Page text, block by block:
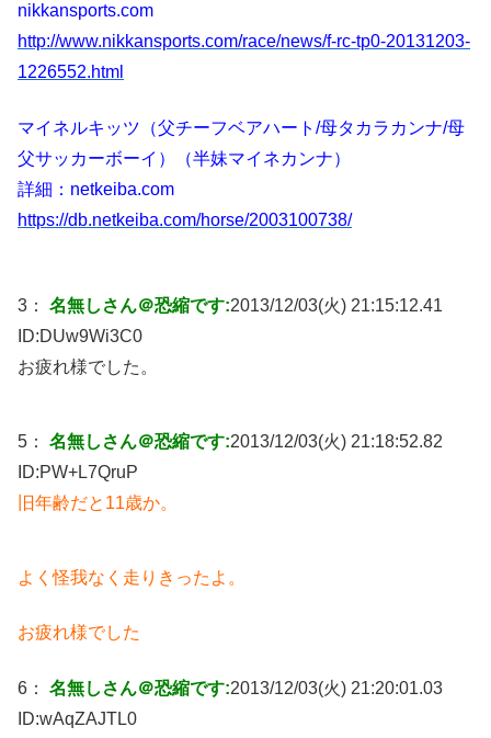
nikkansports.com
http://www.nikkansports.com/race/news/f-rc-tp0-20131203-
1226552.html
マイネルキッツ（父チーフベアハート/母タカラカンナ/母
父サッカーボーイ）（半妹マイネカンナ）
詳細：netkeiba.com
https://db.netkeiba.com/horse/2003100738/
3： 名無しさん＠恐縮です:2013/12/03(火) 21:15:12.41
ID:DUw9Wi3C0
お疲れ様でした。
5： 名無しさん＠恐縮です:2013/12/03(火) 21:18:52.82
ID:PW+L7QruP
旧年齢だと11歳か。
よく怪我なく走りきったよ。
お疲れ様でした
6： 名無しさん＠恐縮です:2013/12/03(火) 21:20:01.03
ID:wAqZAJTL0